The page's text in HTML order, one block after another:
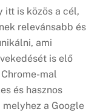
itt is közös a cél,
relevánsabb és
ami
is elő
mal
és hasznos
melyhez a Google